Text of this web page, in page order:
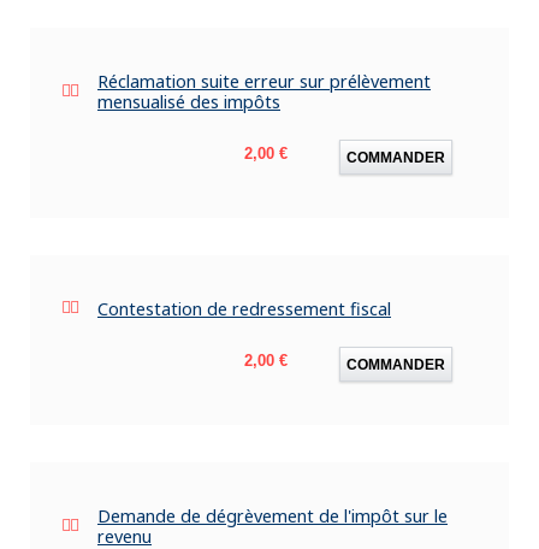
Réclamation suite erreur sur prélèvement
mensualisé des impôts
Prix
2,00 € COMMANDER
Contestation de redressement fiscal
Prix
2,00 € COMMANDER
Demande de dégrèvement de l'impôt sur le
revenu